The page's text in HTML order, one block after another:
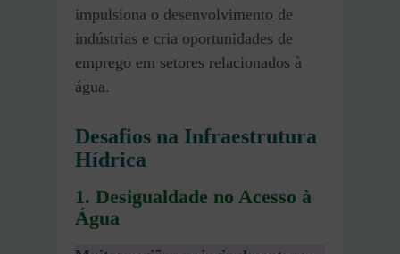
impulsiona o desenvolvimento de
indústrias e cria oportunidades de
emprego em setores relacionados à
água.
Desafios na Infraestrutura
Hídrica
1. Desigualdade no Acesso à
Água